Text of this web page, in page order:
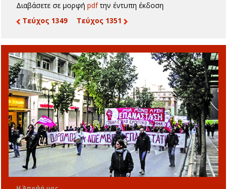
Διαβάσετε σε μορφήpdfτην έντυπη έκδοση
Τεύχος 1349
Τεύχος 1351